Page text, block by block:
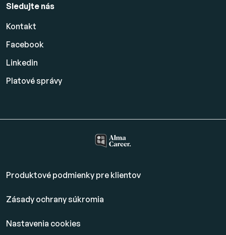
Sledujte nás
Kontakt
Facebook
Linkedin
Platovésprávy
Produktové podmienky pre klientov
Zásady ochrany súkromia
Nastavenia cookies